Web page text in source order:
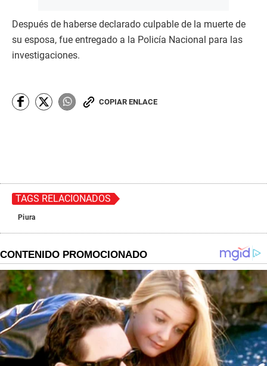
Después de haberse declarado culpable de la muerte de
su esposa, fue entregado a la Policía Nacional para las
investigaciones.
COPIAR ENLACE
TAGS RELACIONADOS
Piura